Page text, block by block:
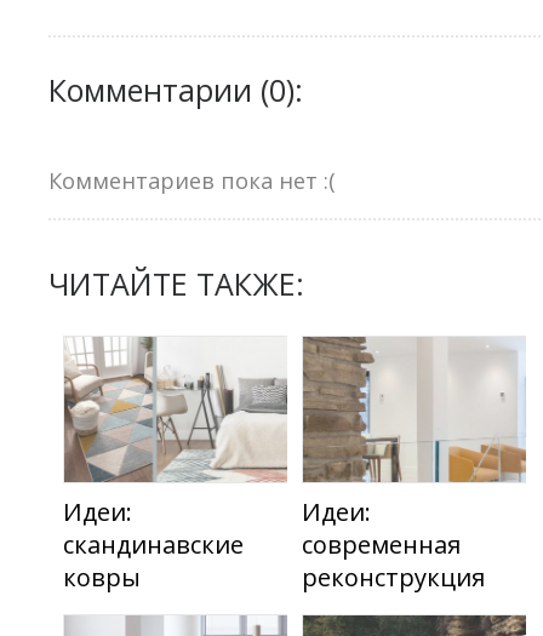
Комментарии (0):
Комментариев пока нет :(
ЧИТАЙТЕ ТАКЖЕ:
Идеи:
скандинавские
ковры
Идеи:
современная
реконструкция
бунгало 1950 года